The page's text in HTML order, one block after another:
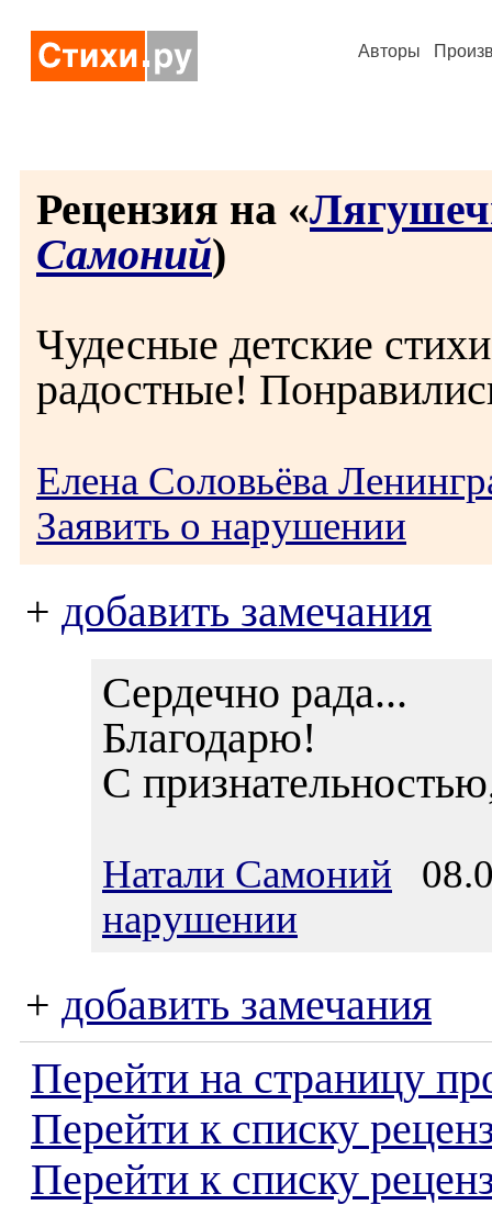
Авторы
Рецензия на «
Самоний)
Чудесные детские
радостные!
Елена Соловьёва
Заявить о нарушении
+ добавить замечания
Сердечно рада...
Благодарю!
С
Натали Самоний
нарушении
+ добавить замечания
Перейти на страницу
Перейти к списку
Перейти к списку